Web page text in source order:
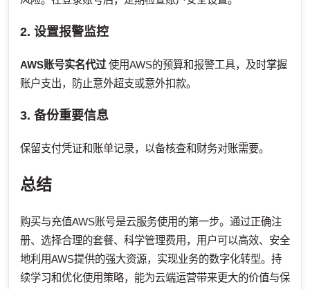
2. 设置报警监控
AWS账号实名代过 使用AWS的预算和报警工具，及时掌握
账户支出，防止意外超支或意外扣款。
3. 备份重要信息
保留支付凭证和账单记录，以备核查和财务对账需要。
总结
购买与充值AWS账号是云服务使用的第一步。通过正确注
册、选择合理的套餐、科学管理费用，用户可以高效、安全
地利用AWS提供的强大资源，实现业务的数字化转型。持
续学习和优化使用策略，能为云端运营带来更大的价值与保